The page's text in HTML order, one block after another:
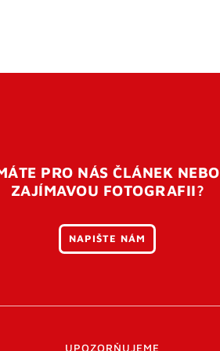
PRO NÁS ČLÁNEK NEBO
ZAJÍMAVOU FOTOGRAFII?
NAPIŠTE NÁM
UPOZORŇUJEME